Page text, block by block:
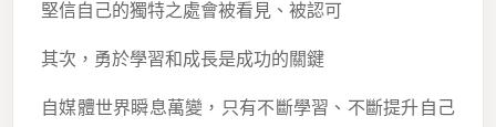
堅信自己的獨特之處會被看見、被認可
其次，勇於學習和成長是成功的關鍵
自媒體世界瞬息萬變，只有不斷學習、不斷提升自己